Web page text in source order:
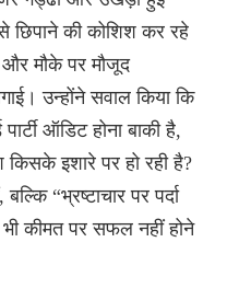
छिपाने की कोशिश कर रहे
और मौके पर मौजूद
उन्होंने सवाल किया कि
ऑडिट होना बाकी है,
किसके इशारे पर हो रही है?
“भ्रष्टाचार पर पर्दा
कीमत पर सफल नहीं होने